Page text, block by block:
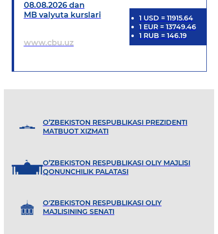
08.08.2026 dan
MB valyuta kurslari
www.cbu.uz
1 USD = 11915.64
1 EUR= 13749.46
1 RUB = 146.19
O’ZBEKISTON RESPUBLIKASI PREZIDENTI
MATBUOT XIZMATI
O’ZBEKISTON RESPUBLIKASI OLIY MAJLISI
QONUNCHILIK PALATASI
O'ZBEKISTON RESPUBLIKASI OLIY
MAJLISINING SENATI